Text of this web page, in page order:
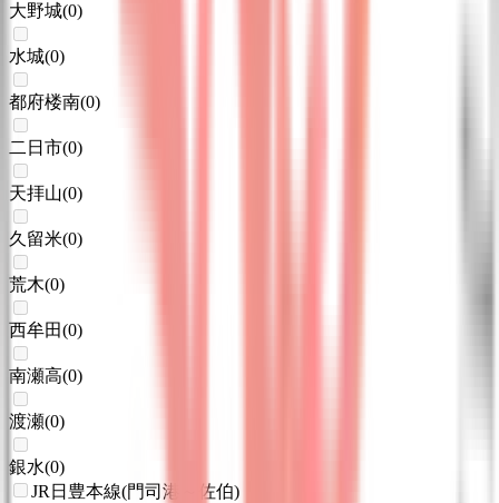
大野城(0)
水城(0)
都府楼南(0)
二日市(0)
天拝山(0)
久留米(0)
荒木(0)
西牟田(0)
南瀬高(0)
渡瀬(0)
銀水(0)
JR日豊本線(門司港～佐伯)